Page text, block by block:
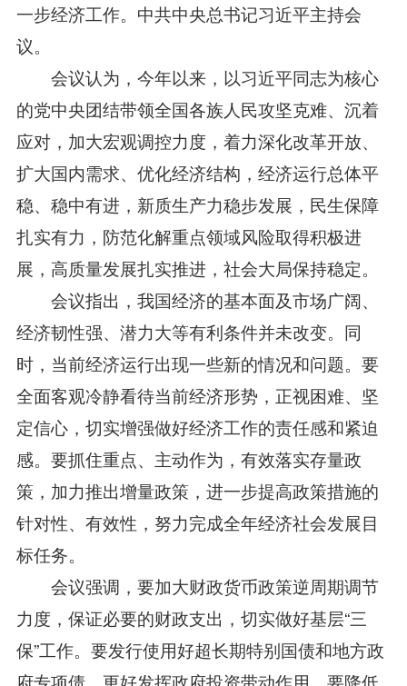
一步经济工作。中共中央总书记习近平主持会
议。
会议认为，今年以来，以习近平同志为核心
的党中央团结带领全国各族人民攻坚克难、沉着
应对，加大宏观调控力度，着力深化改革开放、
扩大国内需求、优化经济结构，经济运行总体平
稳、稳中有进，新质生产力稳步发展，民生保障
扎实有力，防范化解重点领域风险取得积极进
展，高质量发展扎实推进，社会大局保持稳定。
会议指出，我国经济的基本面及市场广阔、
经济韧性强、潜力大等有利条件并未改变。同
时，当前经济运行出现一些新的情况和问题。要
全面客观冷静看待当前经济形势，正视困难、坚
定信心，切实增强做好经济工作的责任感和紧迫
感。要抓住重点、主动作为，有效落实存量政
策，加力推出增量政策，进一步提高政策措施的
针对性、有效性，努力完成全年经济社会发展目
标任务。
会议强调，要加大财政货币政策逆周期调节
力度，保证必要的财政支出，切实做好基层“三
保”工作。要发行使用好超长期特别国债和地方政